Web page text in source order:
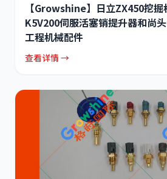
【Growshine】日立ZX450挖
K5V200伺服活塞销提升器和尚
工程机械配件
查看详情 →